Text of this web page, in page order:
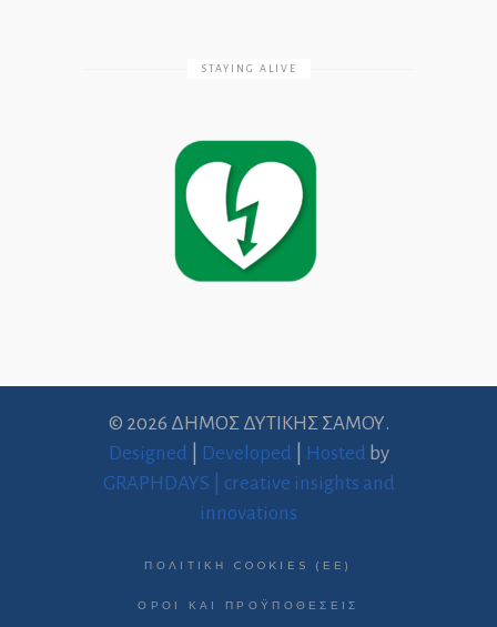
STAYING ALIVE
© 2026 ΔΗΜΟΣ ΔΥΤΙΚΗΣ ΣΑΜΟΥ.
Designed
Developed Hosted by
GRAPHDAYS | creative insights and
innovations
ΠΟΛΙΤΙΚΉ COOKIES (ΕΕ)
ΌΡΟΙ ΚΑΙ ΠΡΟΫΠΟΘΈΣΕΙΣ